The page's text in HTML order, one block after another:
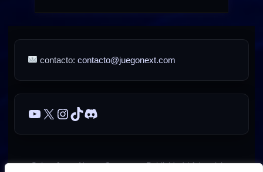
contacto:contacto@juegonext.com
YouTube
X Instagram
TikTok
Discord
Sobre JuegoNext Contacto Publicidad / Advertising